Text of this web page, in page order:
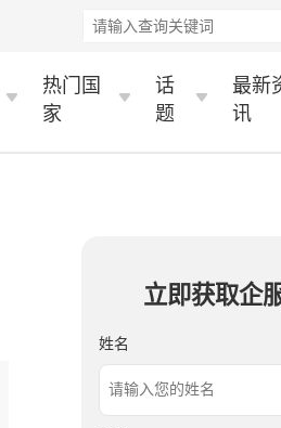
热门国
家
话
题
最新
讯
立即获取企
姓名